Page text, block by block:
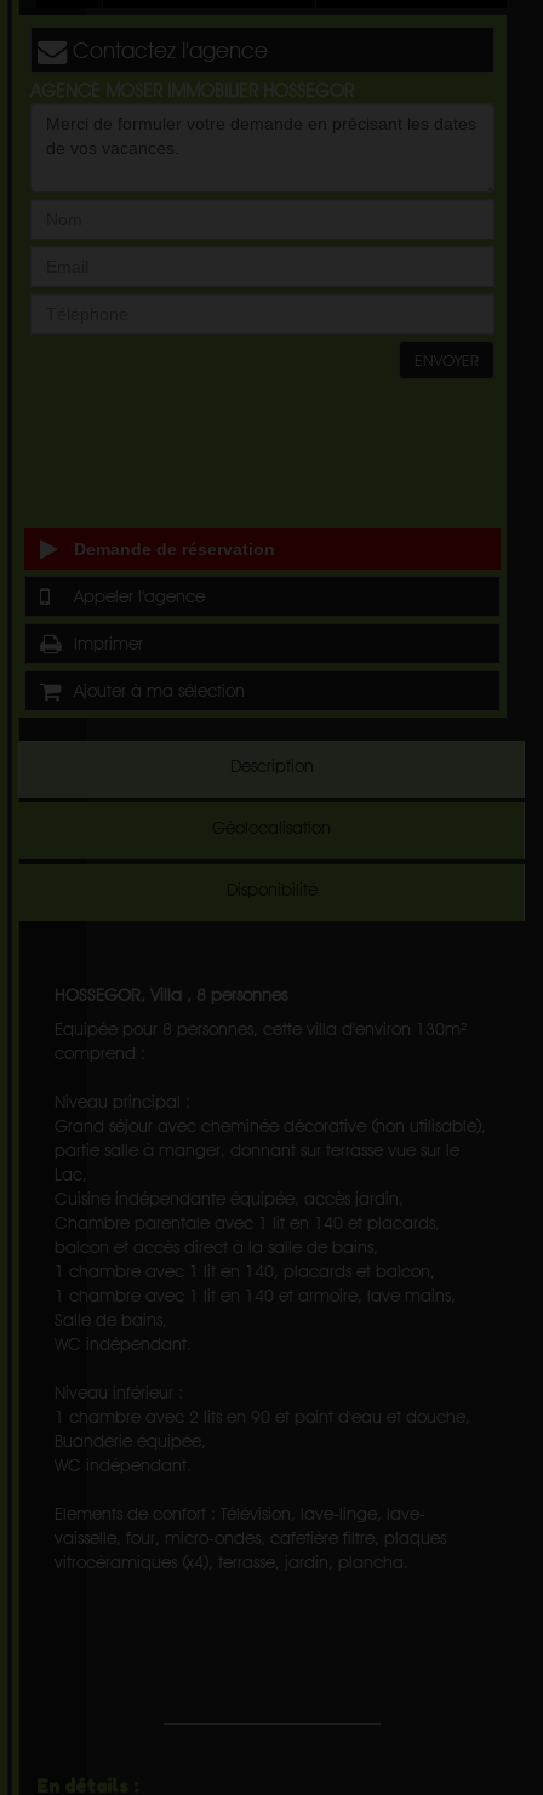
Contactez l'agence
AGENCE MOSER IMMOBILIER HOSSEGOR
ENVOYER
Demande de réservation
Appeler l'agence
Imprimer
Ajouter à ma sélection
Description
HOSSEGOR, Villa , 8 personnes
Equipée pour 8 personnes, cette villa d'environ 130m²
comprend :
Niveau principal :
Grand séjour avec cheminée décorative (non utilisable),
partie salle à manger, donnant sur terrasse vue sur le
Lac,
Cuisine indépendante équipée, accès jardin,
Chambre parentale avec 1 lit en 140 et placards,
balcon et accès direct à la salle de bains,
1 chambre avec 1 lit en 140, placards et balcon,
1 chambre avec 1 lit en 140 et armoire, lave mains,
Salle de bains,
WC indépendant.
Niveau inférieur :
1 chambre avec 2 lits en 90 et point d'eau et douche,
Buanderie équipée,
WC indépendant.
Elements de confort : Télévision, lave-linge, lave-
vaisselle, four, micro-ondes, cafetière filtre, plaques
vitrocéramiques (x4), terrasse, jardin, plancha.
En détails :